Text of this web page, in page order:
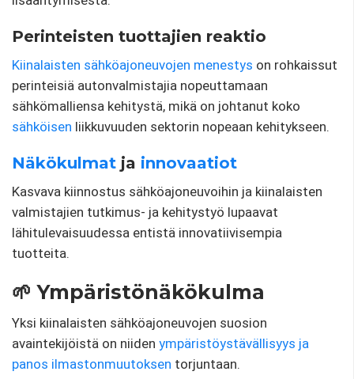
Perinteisten tuottajien reaktio
Kiinalaisten sähköajoneuvojen menestys on rohkaissut
perinteisiä autonvalmistajia nopeuttamaan
sähkömalliensa kehitystä, mikä on johtanut koko
sähköisen liikkuvuuden sektorin nopeaan kehitykseen.
Näkökulmat ja innovaatiot
Kasvava kiinnostus sähköajoneuvoihin ja kiinalaisten
valmistajien tutkimus- ja kehitystyö lupaavat
lähitulevaisuudessa entistä innovatiivisempia
tuotteita.
🌱 Ympäristönäkökulma
Yksi kiinalaisten sähköajoneuvojen suosion
avaintekijöistä on niiden ympäristöystävällisyys ja
panos ilmastonmuutoksen torjuntaan.